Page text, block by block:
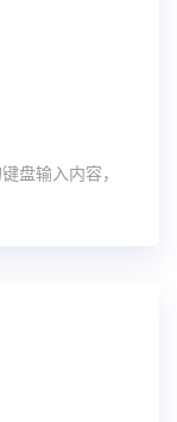
盘输入内容，